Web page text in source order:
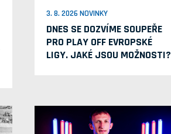
3. 8. 2026 NOVINKY
DNES SE DOZVÍME SOUPEŘE
PRO PLAY OFF EVROPSKÉ
LIGY. JAKÉ JSOU MOŽNOSTI?